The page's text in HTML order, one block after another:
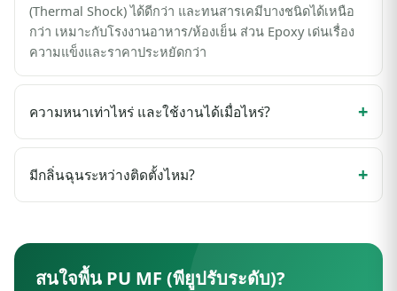
(Thermal Shock) ได้ดีกว่า และทนสารเคมีบางชนิดได้เหนือ
กว่า เหมาะกับโรงงานอาหาร/ห้องเย็น ส่วน Epoxy เด่นเรื่อง
ความแข็งและราคาประหยัดกว่า
ความหนาเท่าไหร่ และใช้งานได้เมื่อไหร่?
มีกลิ่นฉุนระหว่างติดตั้งไหม?
สนใจพื้น PU MF (พียูปรับระดับ)?